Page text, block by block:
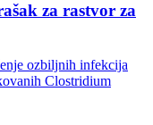
za rastvor za
ozbiljnih infekcija
Clostridium